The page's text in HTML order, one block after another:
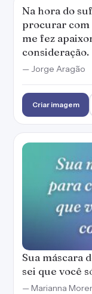
Na hora do
procurar com
me fez
consideração.
— Jorge Aragão
Criar imagem
Sua máscara
sei que você
— Marianna